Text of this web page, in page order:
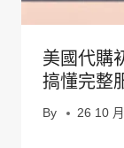
美國代購
搞懂完整
By 26 10